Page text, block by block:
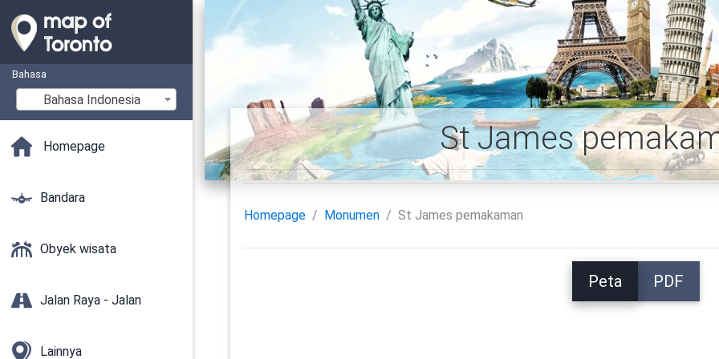
Bahasa
Bahasa Indonesia
Homepage
Bandara
Obyek wisata
Jalan Raya - Jalan
Lainnya
St James
Homepage Monumen St James pemakaman
Peta PDF